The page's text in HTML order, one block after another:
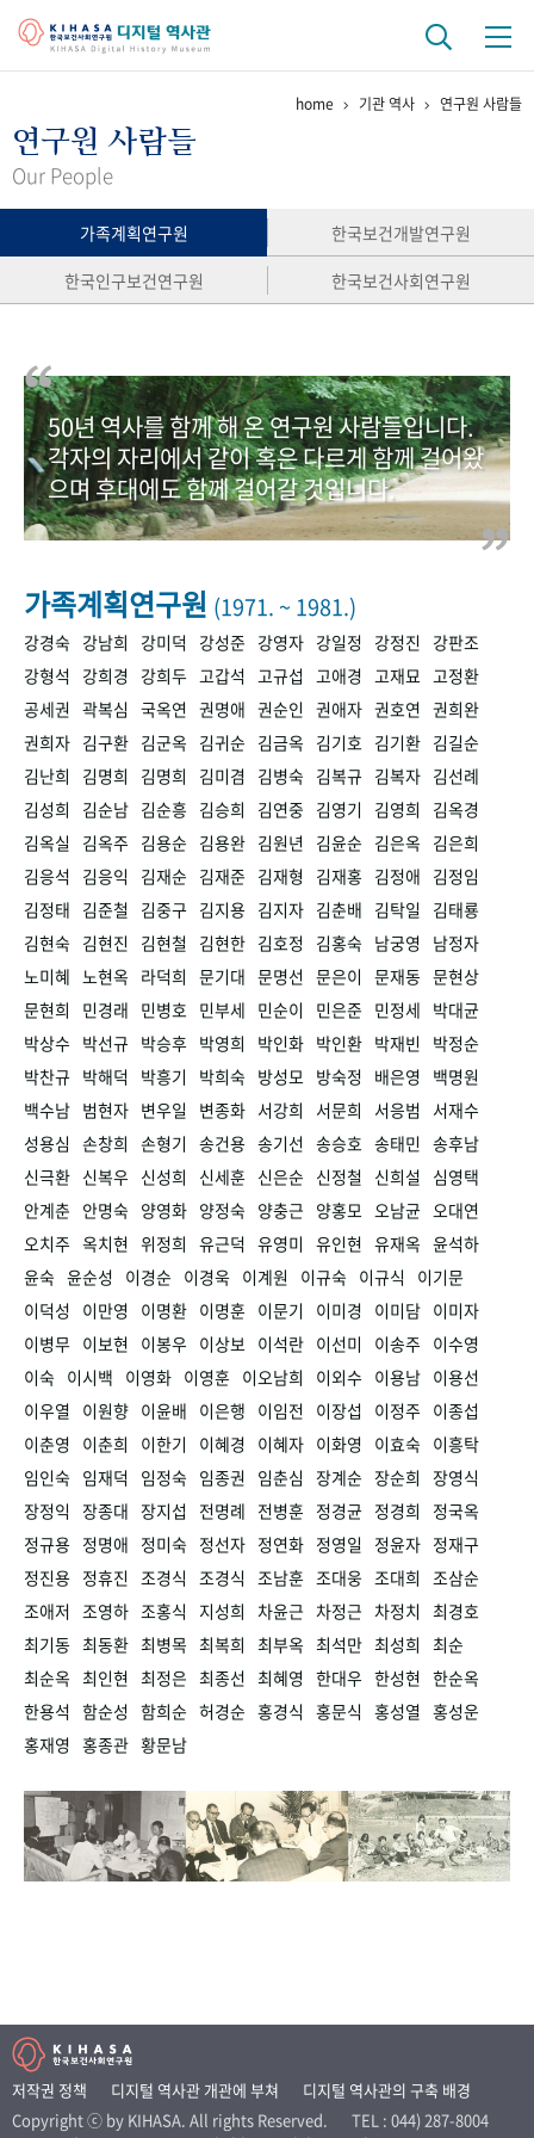
걸어온 길 기관 변천사
연구 역사
정책과 연구 키워드로 보는 연구 역사
연구자들
간행물 변천사
기록물 아카이브
사진 아카이브 문서 기록물 행정박물 영상 기록물
50+1주년 기념
+1
VR 역사관
home 기관 역사 연구원 사람들
연구원 사람들
Our People
가족계획연구원
한국보건개발연구원
한국인구보건연구원
한국보건사회연구원
50년 역사를 함께 해 온 연구원 사람들입니다.
각자의 자리에서 같이 혹은 다르게 함께 걸어왔
으며 후대에도 함께 걸어갈 것입니다.
가족계획연구원 (1971. ~ 1981.)
강경숙 강남희 강미덕 강성준 강영자 강일정 강정진
강판조
강형석
강희경 강희두 고갑석 고규섭 고애경 고재묘 고정환
공세권 곽복심 국옥연 권명애 권순인 권애자 권호연 권희완
권희자 김구환 김군옥 김귀순 김금옥 김기호 김기환 김길순
김난희
김명희 김명희 김미겸 김병숙 김복규 김복자 김선례
김성희
김순남 김순흥 김승희 김연중 김영기 김영희
김옥경
김옥실
김옥주 김용순 김용완 김원년 김윤순 김은옥 김은희
김응석
김응익 김재순 김재준 김재형 김재홍 김정애 김정임
김정태 김준철 김중구 김지용 김지자 김춘배 김탁일
김태룡
김현숙 김현진 김현철 김현한 김호정 김홍숙 남궁영
남정자
노미혜 노현옥 라덕희 문기대 문명선 문은이 문재동 문현상
문현희
민경래 민병호 민부세 민순이 민은준 민정세 박대균
박상수 박선규 박승후 박영희 박인화 박인환 박재빈
박정순
박찬규 박해덕 박흥기 박희숙 방성모 방숙정 배은영
백명원
백수남 범현자 변우일 변종화 서강희 서문희 서응범
서재수
성용심 손창희 손형기 송건용 송기선 송승호 송태민 송후남
신극환 신복우 신성희 신세훈 신은순 신정철 신희설
심영택
안계춘 안명숙 양영화 양정숙 양충근 양홍모 오남균 오대연
오치주 옥치현 위정희 유근덕 유영미 유인현 유재옥 윤석하
윤숙 윤순성 이경순 이경욱 이계원 이규숙 이규식
이기문
이덕성
이만영 이명환 이명훈 이문기 이미경 이미담 이미자
이병무 이보현 이봉우 이상보 이석란 이선미 이송주 이수영
이숙 이시백 이영화 이영훈 이오남희 이외수 이용남 이용선
이우열
이원향 이윤배 이은행 이임전 이장섭 이정주 이종섭
이춘영
이춘희 이한기 이혜경 이혜자 이화영 이효숙 이흥탁
임인숙 임재덕 임정숙 임종권 임춘심 장계순 장순희 장영식
장정익 장종대 장지섭 전명례 전병훈 정경균 정경희
정국옥
정규용 정명애 정미숙 정선자 정연화 정영일 정윤자 정재구
정진용 정휴진 조경식 조경식 조남훈 조대웅 조대희 조삼순
조애저 조영하 조홍식 지성희 차윤근 차정근 차정치 최경호
최기동 최동환 최병목 최복희 최부옥 최석만 최성희 최순
최순옥 최인현 최정은 최종선 최혜영 한대우 한성현 한순옥
한용석 함순성 함희순 허경순 홍경식 홍문식 홍성열 홍성운
홍재영 홍종관 황문남
저작권 정책 디지털 역사관 개관에 부쳐
디지털 역사관의 구축 배경
Copyright ⓒ by KIHASA. All rights Reserved.
TEL : 044) 287-8004